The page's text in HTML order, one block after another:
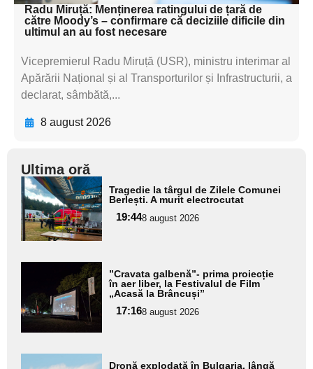
Radu Miruță: Menținerea ratingului de țară de
către Moody’s – confirmare că deciziile dificile din
ultimul an au fost necesare
Vicepremierul Radu Miruță (USR), ministru interimar al
Apărării Național și al Transporturilor și Infrastructurii, a
declarat, sâmbătă,...
8 august 2026
Ultima oră
Adaugă
aici textul
pentru
subtitlu
Tragedie la târgul de Zilele Comunei
Berlești. A murit electrocutat
19:448 august 2026
Adaugă
aici textul
pentru
subtitlu
”Cravata galbenă”- prima proiecție
în aer liber, la Festivalul de Film
„Acasă la Brâncuși”
17:168 august 2026
Adaugă
Dronă explodată în Bulgaria, lângă